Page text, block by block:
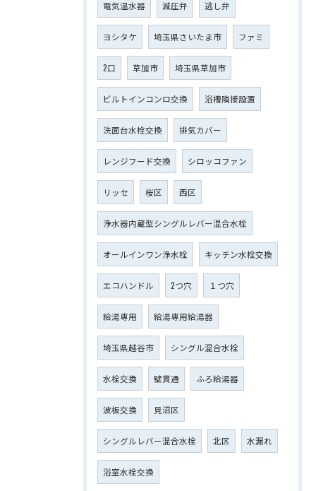
電気温水器 減圧弁 逃し弁
ヨシタケ 埼玉県さいたま市 ファミ
2口 草加市 埼玉県草加市
ビルトインコンロ交換 浴槽隣接設置
洗面台水栓交換 排気カバー
レンジフード交換 シロッコファン
リッセ 桜区 西区
浄水器内蔵型シングルレバー混合水栓
オールインワン浄水栓 キッチン水栓交換
エコハンドル 2つ穴 １つ穴
給湯専用 給湯専用給湯器
埼玉県越谷市 シングル混合水栓
水栓交換 壁貫通 ふろ給湯器
波板交換 見沼区
シングルレバー混合水栓 北区 水漏れ
浴室水栓交換